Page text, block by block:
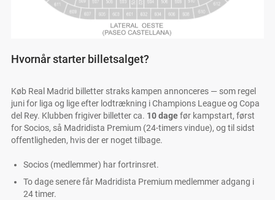
Hvornår starter billetsalget?
Køb Real Madrid billetter straks kampen annonceres — som regel
juni for liga og lige efter lodtrækning i Champions League og Copa
del Rey. Klubben frigiver billetter ca. 10 dagefør kampstart, først
for Socios, så Madridista Premium (24-timers vindue), og til sidst
offentligheden, hvis der er noget tilbage.
Socios (medlemmer) har fortrinsret.
To dage senere får Madridista Premium medlemmer adgang i
24 timer.